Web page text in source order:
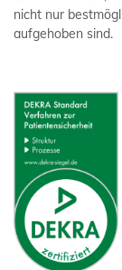
nicht nur
aufgehoben sind.